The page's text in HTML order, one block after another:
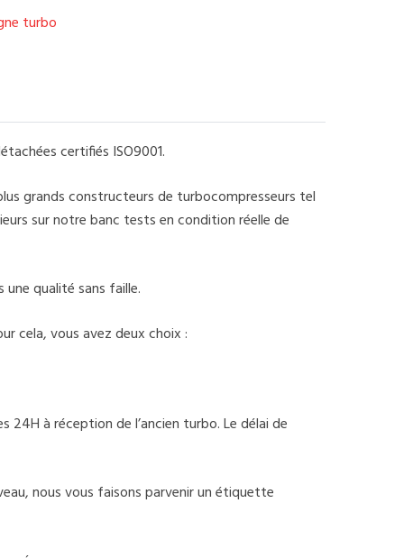
turbo
certifiés ISO9001.
grands constructeurs de turbocompresseurs tel
sur notre banc tests en condition réelle de
qualité sans faille.
cela, vous avez deux choix :
à réception de l’ancien turbo. Le délai de
nous vous faisons parvenir un étiquette